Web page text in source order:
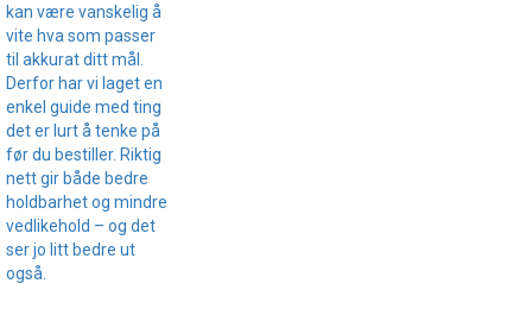
kan være vanskelig å
vite hva som passer
til akkurat ditt mål.
Derfor har vi laget en
enkel guide med ting
det er lurt å tenke på
før du bestiller. Riktig
nett gir både bedre
holdbarhet og mindre
vedlikehold – og det
ser jo litt bedre ut
også.